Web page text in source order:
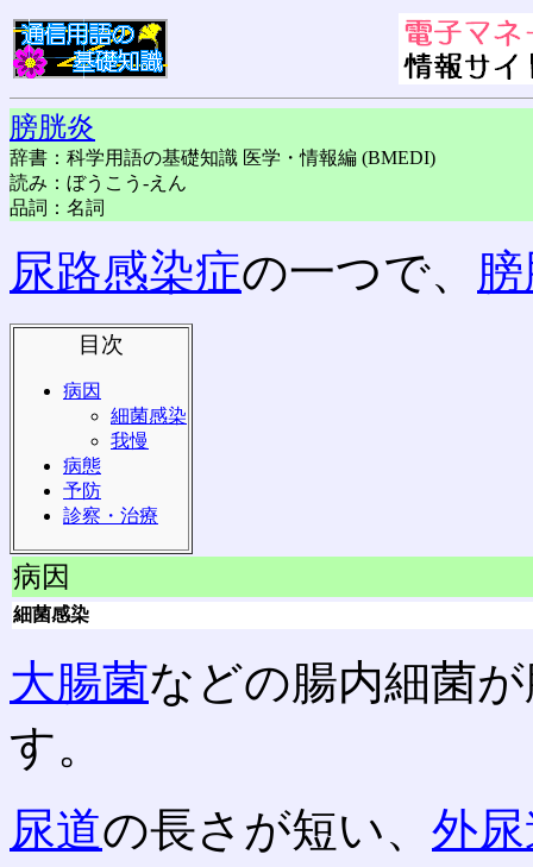
膀胱炎
辞書：科学用語の基礎知識 医学・情報編 (BMEDI)
読み：ぼうこう-えん
品詞：名詞
尿路感染症の一つで、
目次
病因
細菌感染
我慢
病態
予防
診察・治療
病因
細菌感染
大腸菌などの腸内細菌
す。
尿道の長さが短い、 外